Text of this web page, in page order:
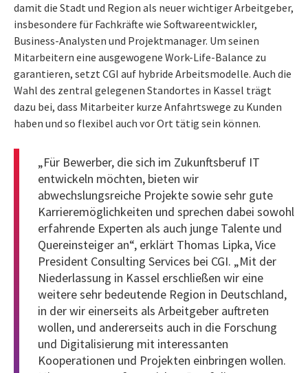
damit die Stadt und Region als neuer wichtiger Arbeitgeber,
insbesondere für Fachkräfte wie Softwareentwickler,
Business-Analysten und Projektmanager. Um seinen
Mitarbeitern eine ausgewogene Work-Life-Balance zu
garantieren, setzt CGI auf hybride Arbeitsmodelle. Auch die
Wahl des zentral gelegenen Standortes in Kassel trägt
dazu bei, dass Mitarbeiter kurze Anfahrtswege zu Kunden
haben und so flexibel auch vor Ort tätig sein können.
„Für Bewerber, die sich im Zukunftsberuf IT
entwickeln möchten, bieten wir
abwechslungsreiche Projekte sowie sehr gute
Karrieremöglichkeiten und sprechen dabei sowohl
erfahrende Experten als auch junge Talente und
Quereinsteiger an“, erklärt Thomas Lipka, Vice
President Consulting Services bei CGI. „Mit der
Niederlassung in Kassel erschließen wir eine
weitere sehr bedeutende Region in Deutschland,
in der wir einerseits als Arbeitgeber auftreten
wollen, und andererseits auch in die Forschung
und Digitalisierung mit interessanten
Kooperationen und Projekten einbringen wollen.